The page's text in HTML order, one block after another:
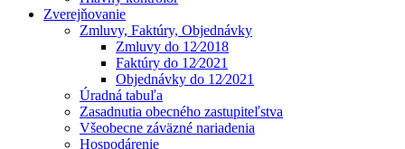
Zverejňovanie
Zmluvy, Faktúry, Objednávky
Zmluvy do 12⁄2018
Faktúry do 12⁄2021
Objednávky do 12⁄2021
Úradná tabuľa
Zasadnutia obecného zastupiteľstva
Všeobecne záväzné nariadenia
Hospodárenie